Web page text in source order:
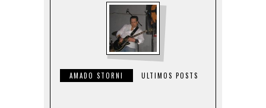
AMADO STORNI ULTIMOS POSTS